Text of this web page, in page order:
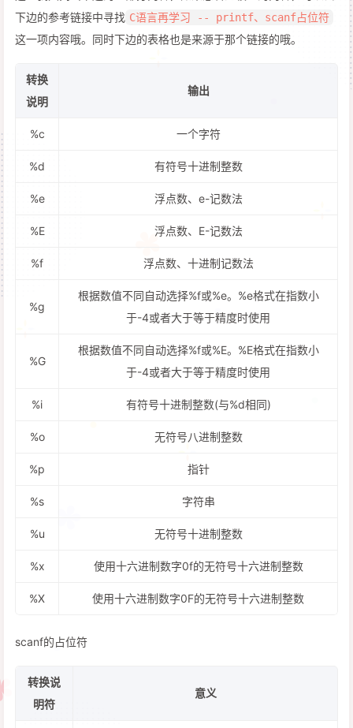
下边的参考链接中寻找 C语言再学习 -- printf、scanf占位符
这一项内容哦。同时下边的表格也是来源于那个链接的哦。
转换
说明
输出
%c 一个字符
%d 有符号十进制整数
%e 浮点数、e-记数法
%E 浮点数、E-记数法
%f 浮点数、十进制记数法
%g
根据数值不同自动选择%f或%e。%e格式在指数小
于-4或者大于等于精度时使用
%G
根据数值不同自动选择%f或%E。%E格式在指数小
于-4或者大于等于精度时使用
%i 有符号十进制整数(与%d相同)
%o 无符号八进制整数
%p 指针
%s 字符串
%u 无符号十进制整数
%x 使用十六进制数字0f的无符号十六进制整数
%X 使用十六进制数字0F的无符号十六进制整数
scanf的占位符
转换说
明符
意义